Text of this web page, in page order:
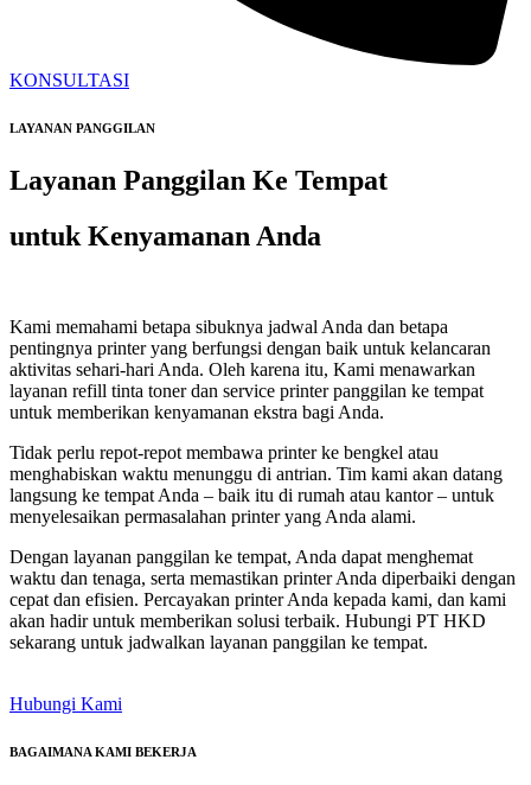
KONSULTASI
LAYANAN PANGGILAN
Layanan Panggilan Ke Tempat
untuk Kenyamanan Anda
Kami memahami betapa sibuknya jadwal Anda dan betapa
pentingnya printer yang berfungsi dengan baik untuk kelancaran
aktivitas sehari-hari Anda. Oleh karena itu, Kami menawarkan
layanan refill tinta toner dan service printer panggilan ke tempat
untuk memberikan kenyamanan ekstra bagi Anda.
Tidak perlu repot-repot membawa printer ke bengkel atau
menghabiskan waktu menunggu di antrian. Tim kami akan datang
langsung ke tempat Anda – baik itu di rumah atau kantor – untuk
menyelesaikan permasalahan printer yang Anda alami.
Dengan layanan panggilan ke tempat, Anda dapat menghemat
waktu dan tenaga, serta memastikan printer Anda diperbaiki dengan
cepat dan efisien. Percayakan printer Anda kepada kami, dan kami
akan hadir untuk memberikan solusi terbaik. Hubungi PT HKD
sekarang untuk jadwalkan layanan panggilan ke tempat.
Hubungi Kami
BAGAIMANA KAMI BEKERJA